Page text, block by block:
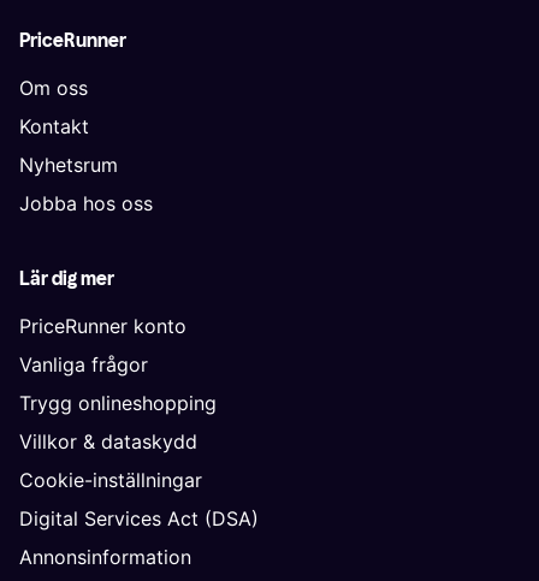
PriceRunner
Om oss
Kontakt
Nyhetsrum
Jobba hos oss
Lär dig mer
PriceRunner konto
Vanliga frågor
Trygg onlineshopping
Villkor & dataskydd
Cookie-inställningar
Digital Services Act (DSA)
Annonsinformation